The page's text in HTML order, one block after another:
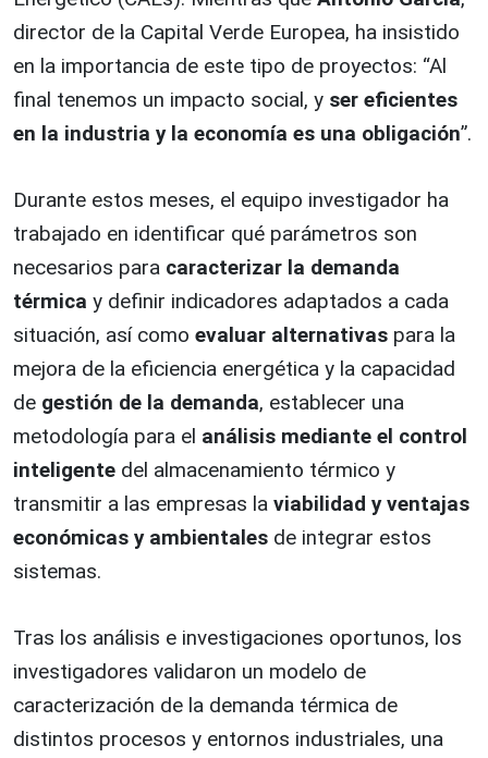
director de la Capital Verde Europea, ha insistido
en la importancia de este tipo de proyectos: “Al
final tenemos un impacto social, y ser eficientes
en la industria y la economía es una obligación”.
Durante estos meses, el equipo investigador ha
trabajado en identificar qué parámetros son
necesarios para caracterizar la demanda
térmica y definir indicadores adaptados a cada
situación, así como evaluar alternativas para la
mejora de la eficiencia energética y la capacidad
de gestión de la demanda, establecer una
metodología para el análisis mediante el control
inteligente del almacenamiento térmico y
transmitir a las empresas la viabilidad y ventajas
económicas y ambientales de integrar estos
sistemas.
Tras los análisis e investigaciones oportunos, los
investigadores validaron un modelo de
caracterización de la demanda térmica de
distintos procesos y entornos industriales, una